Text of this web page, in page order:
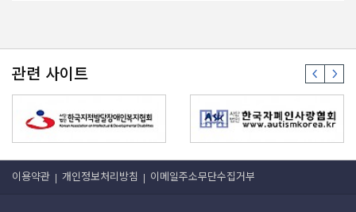
관련 사이트
이용약관 개인정보처리방침 이메일주소무단수집거부